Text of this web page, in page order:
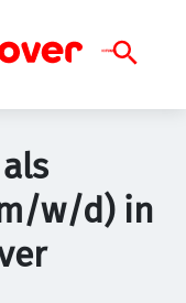
w/d) in